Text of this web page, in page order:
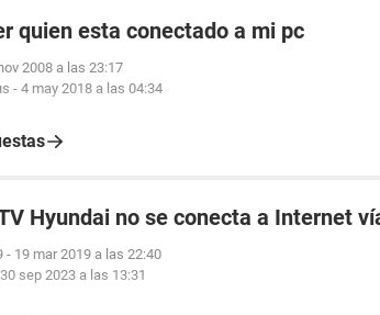
quien esta conectado a mi pc
2008 a las 23:17
- 4 may 2018 a las 04:34
Hyundai no se conecta a Internet
- 19 mar 2019 a las 22:40
30 sep 2023 a las 13:31